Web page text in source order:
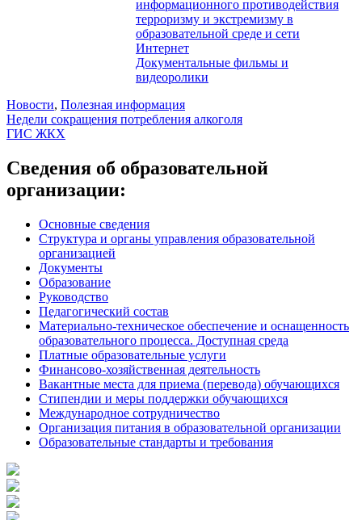
информационного противодействия
терроризму и экстремизму в
образовательной среде и сети
Интернет
Документальные фильмы и
видеоролики
Новости, Полезная информация
Навигация
по
записям
Недели сокращения потребления алкоголя
ГИС ЖКХ
Сведения об образовательной
организации:
Основные сведения
Структура и органы управления образовательной
организацией
Документы
Образование
Руководство
Педагогический состав
Материально-техническое обеспечение и оснащенность
образовательного процесса. Доступная среда
Платные образовательные услуги
Финансово-хозяйственная деятельность
Вакантные места для приема (перевода) обучающихся
Стипендии и меры поддержки обучающихся
Международное сотрудничество
Организация питания в образовательной организации
Образовательные стандарты и требования